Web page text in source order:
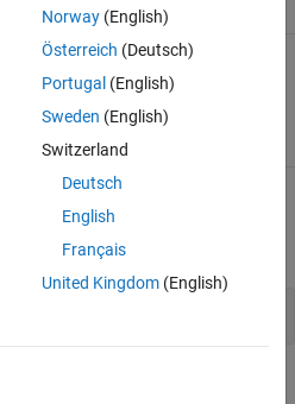
Bandwidth of the pulses, in hertz.
Norway(English)
Österreich (Deutsch)
Portugal (English)
Sweden (English)
Switzerland
Deutsch
English
Français
United Kingdom(English)